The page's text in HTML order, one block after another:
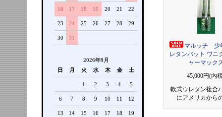
16 17 18 19 20 21 22
23 24 25 26 27 28 29
30 31
2026年9月
日
月 火 水 木 金 土
1 2 3 4 5
6 7 8 9 10 11 12
13 14 15 16 17 18 19
マルッチ 少
レタンバット ワニ
ャーマック
45,000円(内
軟式ウレタン複合
にアメリカから